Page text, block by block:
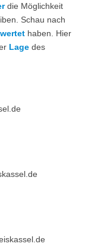
die Möglichkeit
Schau nach
haben. Hier
Lagedes